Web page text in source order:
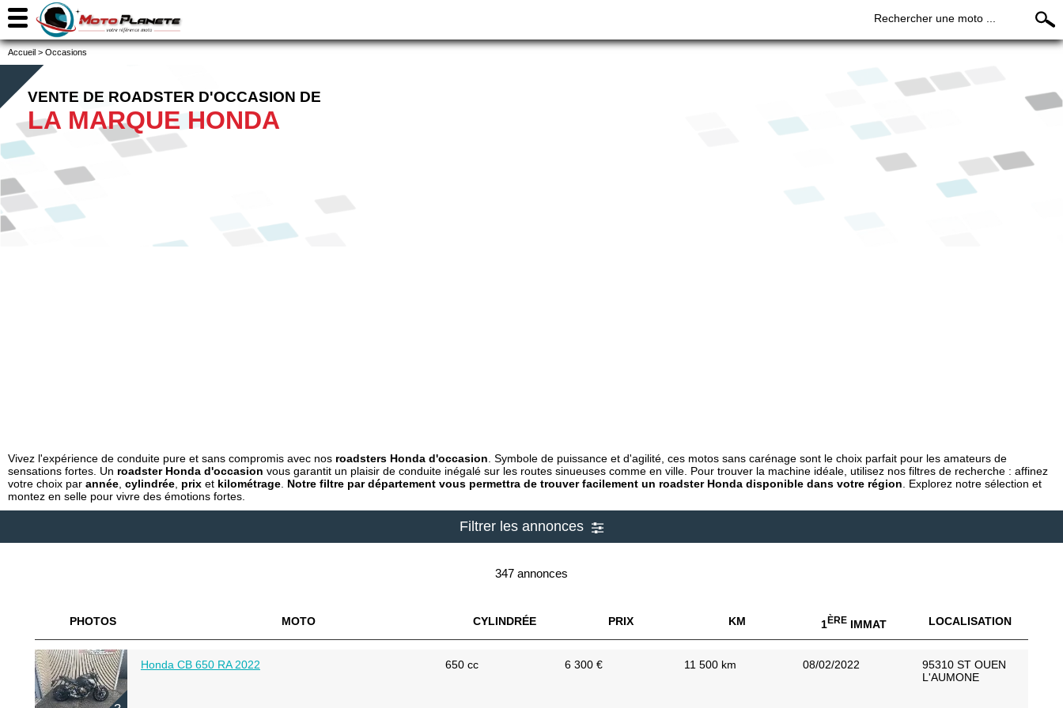
Rechercher une moto ...
Accueil > Occasions
VENTE DE ROADSTER D'OCCASION DE
LA MARQUE HONDA
Vivez l'expérience de conduite pure et sans compromis avec nos roadsters Honda d'occasion . Symbole de puissance et d'agilité, ces motos sans carénage sont le choix parfait pour les amateurs de
sensations fortes. Un roadster Honda d'occasion vous garantit un plaisir de conduite inégalé sur les routes sinueuses comme en ville. Pour trouver la machine idéale, utilisez nos filtres de recherche : affinez
votre choix par année cylindrée prix et kilométrage Notre filtre par département vous permettra de trouver facilement un roadster Honda disponible dans votre région . Explorez notre sélection et
montez en selle pour vivre des émotions fortes.
Filtrer les annonces
347 annonces
PHOTOS MOTO CYLINDRÉE PRIX KM 1ÈREIMMAT LOCALISATION
Honda CB 650 RA 2022 650 cc 6 300 € 11 500 km 08/02/2022
95310 ST OUEN
L'AUMONE